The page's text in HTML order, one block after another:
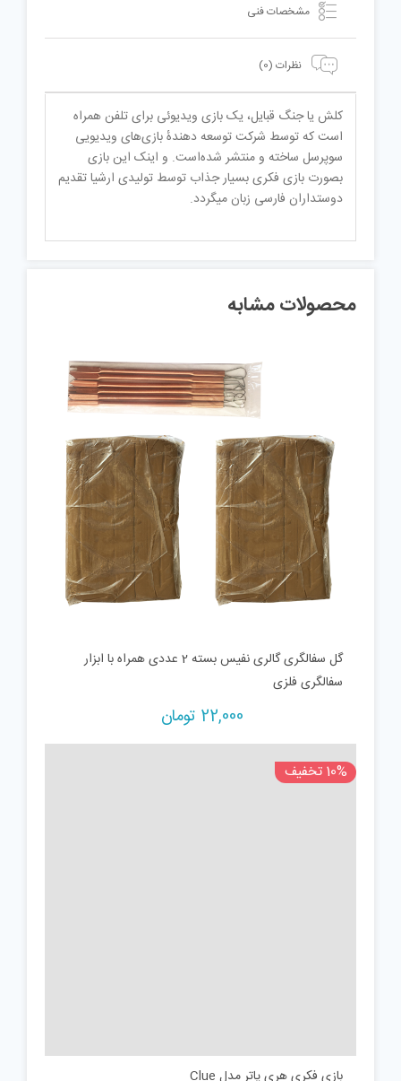
مشخصات فنی
نظرات (0)
کلش یا جنگ قبایل، یک بازی ویدیوئی برای تلفن همراه
است که توسط شرکت توسعه دهندهٔ بازی‌های ویدیویی
سوپرسل ساخته و منتشر شده‌است. و اینک این بازی
بصورت بازی فکری بسیار جذاب توسط تولیدی ارشیا تقدیم
دوستداران فارسی زبان میگردد.
محصولات مشابه
گل سفالگری گالری نفیس بسته 2 عددی همراه با ابزار
سفالگری فلزی
22,000 تومان
10% تخفیف
بازی فکری هری پاتر مدل Clue